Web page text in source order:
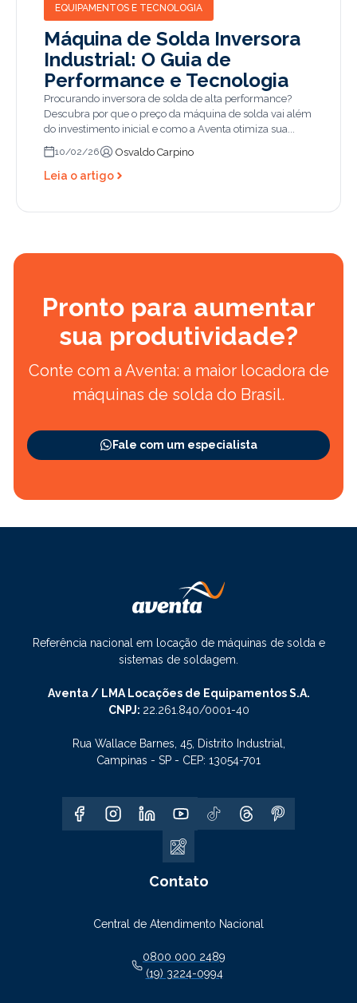
EQUIPAMENTOS E TECNOLOGIA
Máquina de Solda Inversora
Industrial: O Guia de
Performance e Tecnologia
Procurando inversora de solda de alta performance?
Descubra por que o preço da máquina de solda vai além
do investimento inicial e como a Aventa otimiza sua...
10/02/26 Osvaldo Carpino
Leia o artigo
Pronto para aumentar
sua produtividade?
Conte com a Aventa: a maior locadora de
máquinas de solda do Brasil.
Fale com um especialista
Referência nacional em locação de máquinas de solda e
sistemas de soldagem.
Aventa / LMA Locações de Equipamentos S.A.
CNPJ: 22.261.840/0001-40
Rua Wallace Barnes, 45, Distrito Industrial,
Campinas - SP - CEP: 13054-701
Contato
Central de Atendimento Nacional
0800 000 2489
(19) 3224-0994